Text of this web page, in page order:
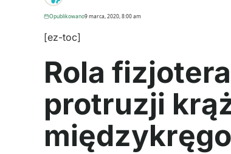
Opublikowano9 marca, 2020, 8:00 am
[ez-toc]
Rola
protruzji